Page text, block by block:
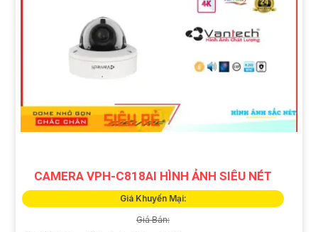
CAMERA VPH-C818AI HÌNH ẢNH SIÊU NÉT
Giá Khuyến Mại:
Giá Bán: